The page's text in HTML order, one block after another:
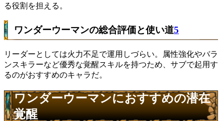
る役割を担える。
ワンダーウーマンの総合評価と使い道5
リーダーとしては火力不足で運用しづらい。属性強化やバラ
ンスキラーなど優秀な覚醒スキルを持つため、サブで起用す
るのがおすすめのキャラだ。
ワンダーウーマンにおすすめの潜在
覚醒